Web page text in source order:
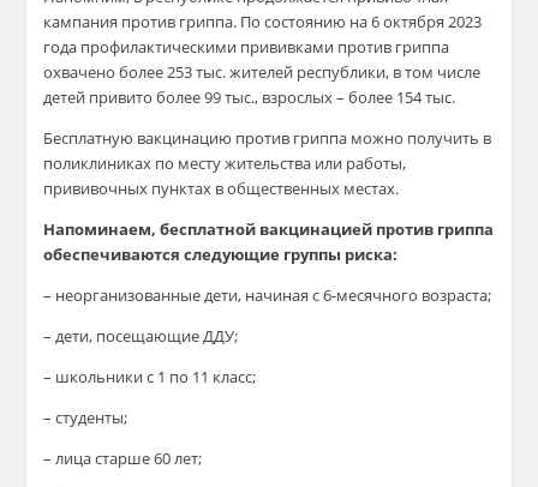
кампания против гриппа. По состоянию на 6 октября 2023
года профилактическими прививками против гриппа
охвачено более 253 тыс. жителей республики, в том числе
детей привито более 99 тыс., взрослых – более 154 тыс.
Бесплатную вакцинацию против гриппа можно получить в
поликлиниках по месту жительства или работы,
прививочных пунктах в общественных местах.
Напоминаем, бесплатной вакцинацией против гриппа
обеспечиваются следующие группы риска:
– неорганизованные дети, начиная с 6-месячного возраста;
– дети, посещающие ДДУ;
– школьники с 1 по 11 класс;
– студенты;
– лица старше 60 лет;